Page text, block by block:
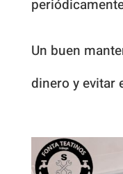
Un buen
dinero y evitar